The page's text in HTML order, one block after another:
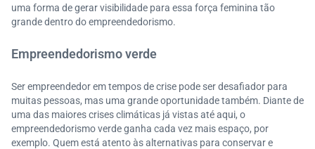
uma forma de gerar visibilidade para essa força feminina tão
grande dentro do empreendedorismo.
Empreendedorismo verde
Ser empreendedor em tempos de crise pode ser desafiador para
muitas pessoas, mas uma grande oportunidade também. Diante de
uma das maiores crises climáticas já vistas até aqui, o
empreendedorismo verde ganha cada vez mais espaço, por
exemplo. Quem está atento às alternativas para conservar e